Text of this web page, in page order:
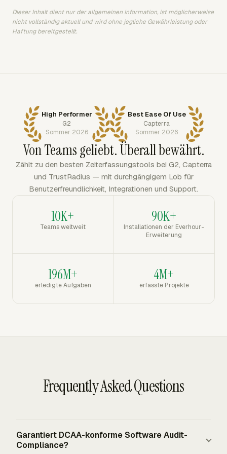
Dieser Inhalt dient nur der allgemeinen Information, ist möglicherweise
nicht vollständig aktuell und wird ohne jegliche Gewährleistung oder
Haftung bereitgestellt.
High Performer
G2
Sommer 2026
Best Ease Of Use
Capterra
Sommer 2026
Von Teams geliebt. Überall bewährt.
Zählt zu den besten Zeiterfassungstools bei G2, Capterra
und TrustRadius — mit durchgängigem Lob für
Benutzerfreundlichkeit, Integrationen und Support.
10K+
Teams weltweit
90K+
Installationen der Everhour-
Erweiterung
196M+
erledigte Aufgaben
4M+
erfasste Projekte
Frequently Asked Questions
Garantiert DCAA-konforme Software Audit-
Compliance?